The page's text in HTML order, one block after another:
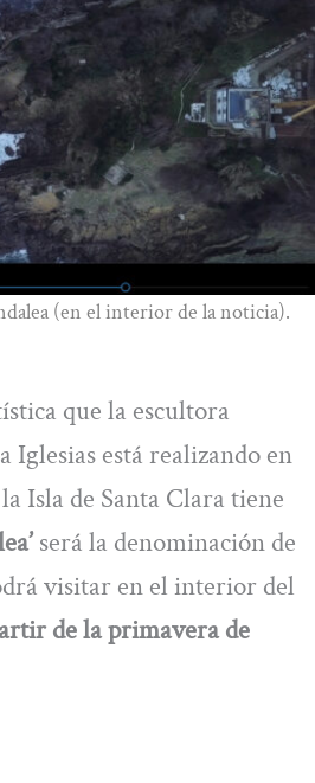
(en el interior de la noticia).
que la escultora
está realizando en
Isla de Santa Clara tiene
será la denominación de
visitar en el interior del
de la primavera de